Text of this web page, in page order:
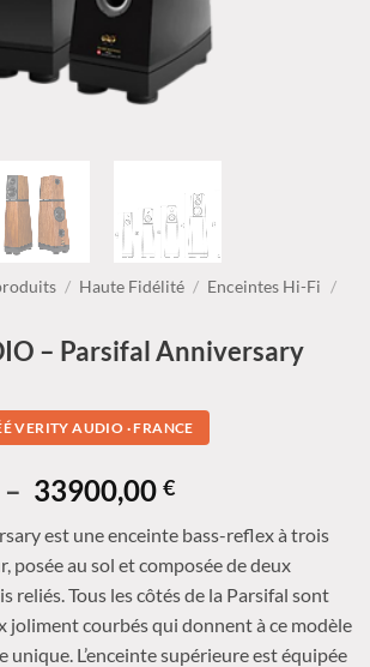
/ Haute Fidélité / Enceintes Hi-Fi
/
– Parsifal Anniversary
VERITY AUDIO · FRANCE
– 33900,00 €Plage
prix :
30950,00 €
à
33900,00 €
est une enceinte bass-reflex à trois
posée au sol et composée de deux
reliés. Tous les côtés de la Parsifal sont
joliment courbés qui donnent à ce modèle
unique. L’enceinte supérieure est équipée